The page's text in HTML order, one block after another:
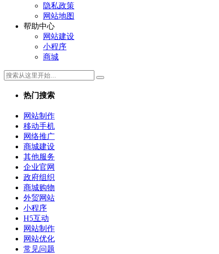
隐私政策
网站地图
帮助中心
网站建设
小程序
商城
热门搜索
网站制作
移动手机
网络推广
商城建设
其他服务
企业官网
政府组织
商城购物
外贸网站
小程序
H5互动
网站制作
网站优化
常见问题